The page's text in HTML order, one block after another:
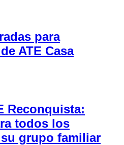
para
ATE Casa
Reconquista:
todos los
grupo familiar